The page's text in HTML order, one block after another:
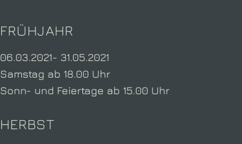
FRÜHJAHR
06.03.2021- 31.05.2021
Samstag ab 18.00 Uhr
Sonn- und Feiertage ab 15.00 Uhr
HERBST